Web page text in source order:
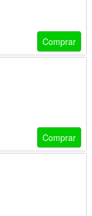
Comprar
Comprar